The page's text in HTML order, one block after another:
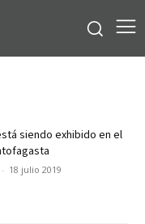
siendo exhibido en el
- 18 julio 2019